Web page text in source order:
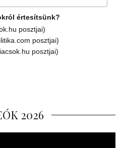
értesítsünk?
posztjai)
posztjai)
posztjai)
2026